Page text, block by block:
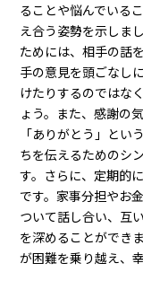
ることや悩んでいる
え合う姿勢を示しま
ためには、相手の話
手の意見を頭ごなし
けたりするのではな
ょう。また、感謝の
「ありがとう」とい
ちを伝えるためのシ
す。さらに、定期的
です。家事分担やお
ついて話し合い、互
を深めることができ
が困難を乗り越え、